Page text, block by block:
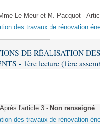
Le Meur et M. Pacquot -
des travaux de rénovation
DE RÉALISATION
- 1ère lecture (1ère
l'article 3 - Non renseigné
des travaux de rénovation